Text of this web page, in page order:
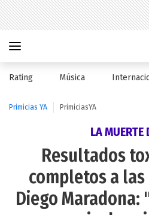
Rating Música
Primicias YA PrimiciasYA
LA MUERTE
Resultados
completos a
Diego